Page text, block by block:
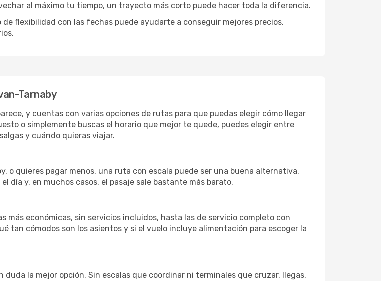
al máximo tu tiempo, un trayecto más corto puede hacer toda la diferencia.
flexibilidad con las fechas puede ayudarte a conseguir mejores precios.
Tarnaby
y cuentas con varias opciones de rutas para que puedas elegir cómo llegar
o simplemente buscas el horario que mejor te quede, puedes elegir entre
y cuándo quieras viajar.
o quieres pagar menos, una ruta con escala puede ser una buena alternativa.
día y, en muchos casos, el pasaje sale bastante más barato.
más económicas, sin servicios incluidos, hasta las de servicio completo con
tan cómodos son los asientos y si el vuelo incluye alimentación para escoger la
la mejor opción. Sin escalas que coordinar ni terminales que cruzar, llegas,